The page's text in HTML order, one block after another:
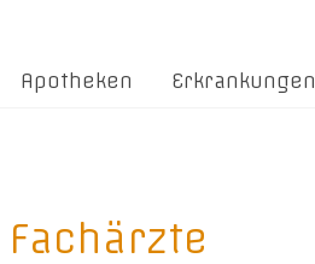
Apotheken Erkrankungen
Fachärzte